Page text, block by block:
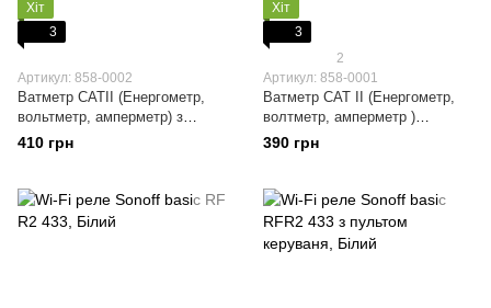
Хіт
3
Артикул: 858-0002
Ватметр CATII (Енергометр,
вольтметр, амперметр) з
підсвіткою
410 грн
Хіт
3
2
Артикул: 858-0001
Ватметр CAT II (Енергометр,
волтметр, амперметр )
Sinotimer
390 грн